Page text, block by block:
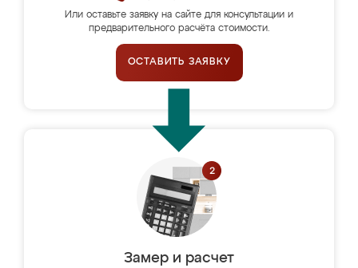
Или оставьте заявку на сайте для консультации и
предварительного расчёта стоимости.
ОСТАВИТЬ ЗАЯВКУ
Замер и расчет